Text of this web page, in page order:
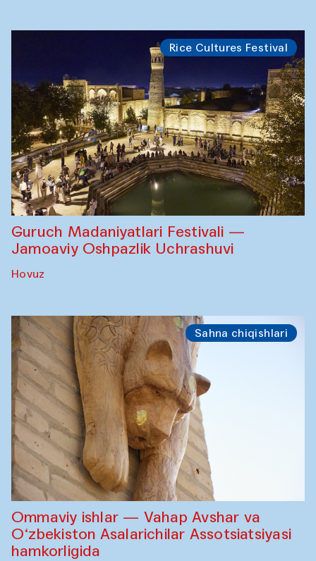
Rice Cultures Festival
Guruch Madaniyatlari Festivali —
Jamoaviy Oshpazlik Uchrashuvi
Hovuz
Sahna chiqishlari
Ommaviy ishlar — Vahap Avshar va
O‘zbekiston Asalarichilar Assotsiatsiyasi
hamkorligida